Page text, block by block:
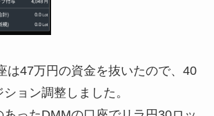
は47万円の資金を抜いたので、40
ョン調整しました。